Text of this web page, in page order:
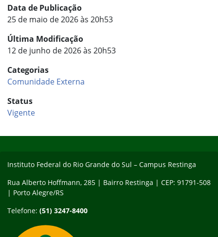
Data de Publicação
25 de maio de 2026 às 20h53
Última Modificação
12 de junho de 2026 às 20h53
Categorias
Comunidade Externa
Status
Vigente
Instituto Federal do Rio Grande do Sul – Campus Restinga
Rua Alberto Hoffmann, 285 | Bairro Restinga | CEP: 91791-508
| Porto Alegre/RS
Telefone: (51) 3247-8400